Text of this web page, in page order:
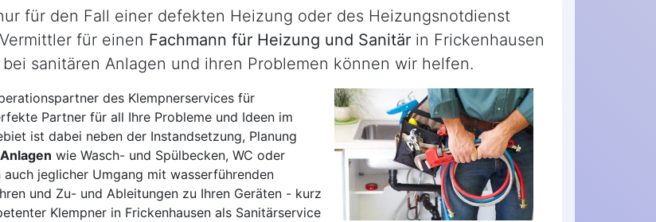
für den Fall einer defekten Heizung oder des Heizungsnotdienst
für einen Fachmann für Heizung und Sanitärin Frickenhausen
sanitären Anlagen und ihren Problemen können wir helfen.
des Klempnerservices für
Partner für all Ihre Probleme und Ideen im
ist dabei neben der Instandsetzung, Planung
wie Wasch- und Spülbecken, WC oder
jeglicher Umgang mit wasserführenden
und Zu- und Ableitungen zu Ihren Geräten - kurz
Klempner in Frickenhausen als Sanitärservice